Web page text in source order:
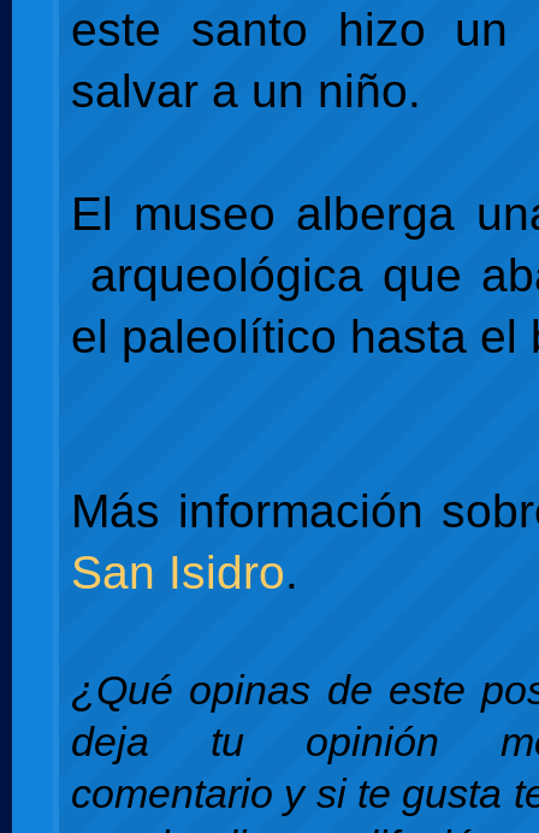
este santo hizo un
salvar a un niño.
El museo alberga
arqueológica que
el paleolítico hasta el
Más información
San Isidro.
¿Qué opinas de este
deja tu opinión
comentario y si te gusta